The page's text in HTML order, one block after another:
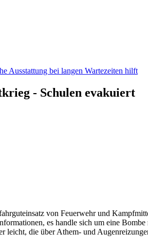
Ausstattung bei langen Wartezeiten hilft
- Schulen evakuiert
von Feuerwehr und
es handle sich um eine
leicht, die über Athem- und